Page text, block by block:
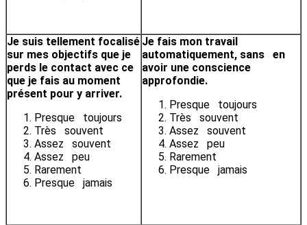
Je suis tellement focalisé
sur mes objectifs que je
perds le contact avec ce
que je fais au moment
présent pour y arriver.
Presque toujours
Très souvent
Assez souvent
Assez peu
Rarement
Presque jamais
Je fais mon travail
automatiquement, sans en
avoir une conscience
approfondie.
Presque toujours
Très souvent
Assez souvent
Assez peu
Rarement
Presque jamais